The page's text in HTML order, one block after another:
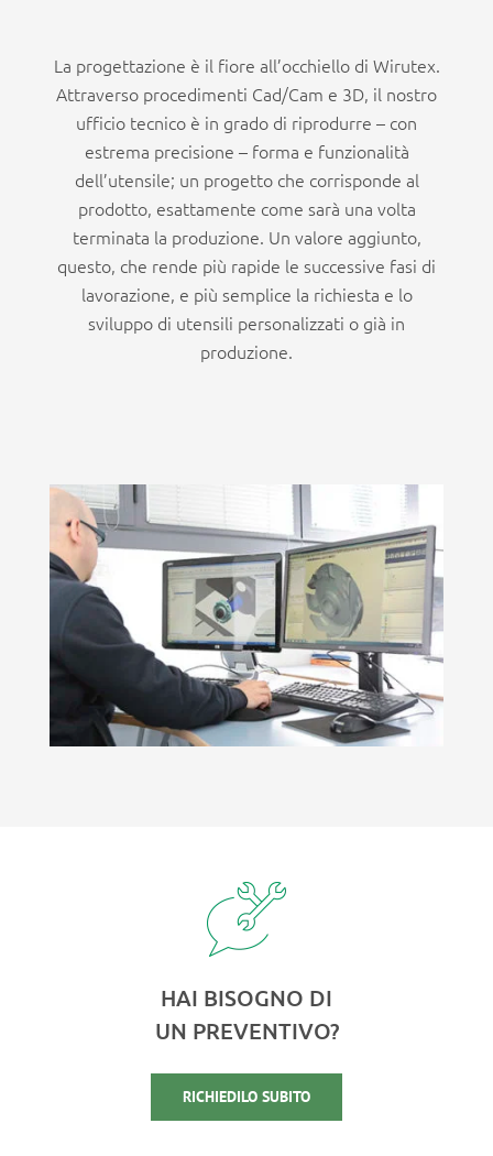
La progettazione è il fiore all’occhiello di Wirutex.
Attraverso procedimenti Cad/Cam e 3D, il nostro
ufficio tecnico è in grado di riprodurre – con
estrema precisione – forma e funzionalità
dell’utensile; un progetto che corrisponde al
prodotto, esattamente come sarà una volta
terminata la produzione. Un valore aggiunto,
questo, che rende più rapide le successive fasi di
lavorazione, e più semplice la richiesta e lo
sviluppo di utensili personalizzati o già in
produzione.
HAI BISOGNO DI
UN PREVENTIVO?
RICHIEDILO SUBITO